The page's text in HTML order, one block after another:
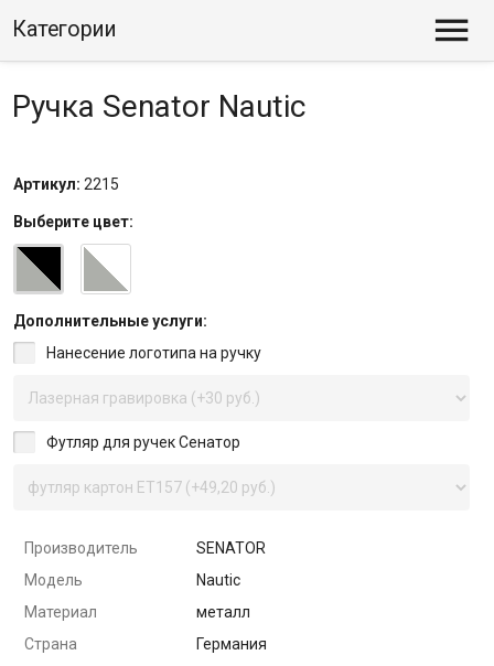
Категории 
Ручка Senator Nautic
Артикул: 2215
Выберите цвет:
Дополнительные услуги:
Нанесение логотипа на ручку
Футляр для ручек Сенатор
Производитель
SENATOR
Модель
Nautic
Материал
металл
Страна
Германия